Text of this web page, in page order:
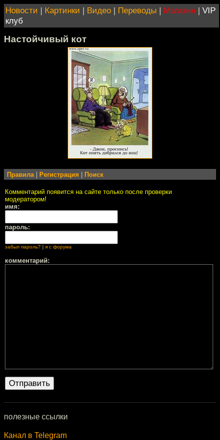
Новости | Картинки | Видео | Переводы | Магазин | VIP
клуб
Настойчивый кот
Правила Регистрация Поиск
Комментарий появится на сайте только после проверки
модератором!
имя:
пароль:
забыл пароль? | я с форума
комментарий:
полезные ссылки
Канал в Telegram